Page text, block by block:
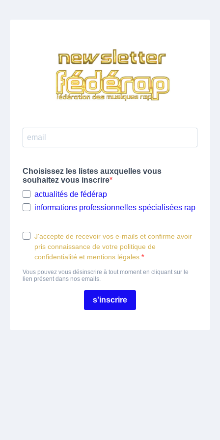
Choisissez les listes auxquelles vous
souhaitez vous inscrire
actualités de fédérap
informations professionnelles spécialisées rap
J'accepte de recevoir vos e-mails et confirme avoir
pris connaissance de votre politique de
confidentialité et mentions légales.
Vous pouvez vous désinscrire à tout moment en cliquant sur le
lien présent dans nos emails.
s'inscrire